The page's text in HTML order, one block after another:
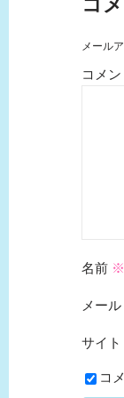
メール
コメン
名前 ※
メール
サイト
コ